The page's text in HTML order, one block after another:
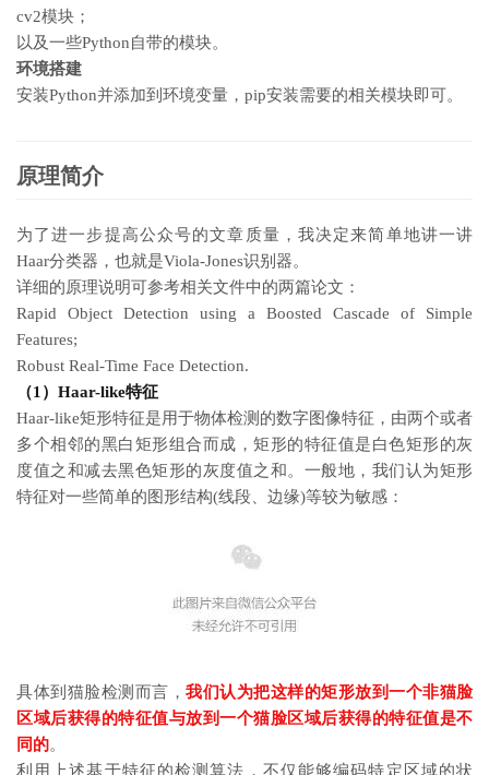
cv2模块；
以及一些Python自带的模块。
环境搭建
安装Python并添加到环境变量，pip安装需要的相关模块即可。
原理简介
为了进一步提高公众号的文章质量，我决定来简单地讲一讲
Haar分类器，也就是Viola-Jones识别器。
详细的原理说明可参考相关文件中的两篇论文：
Rapid Object Detection using a Boosted Cascade of Simple
Features;
Robust Real-Time Face Detection.
（1）Haar-like特征
Haar-like矩形特征是用于物体检测的数字图像特征，由两个或者
多个相邻的黑白矩形组合而成，矩形的特征值是白色矩形的灰
度值之和减去黑色矩形的灰度值之和。一般地，我们认为矩形
特征对一些简单的图形结构(线段、边缘)等较为敏感：
具体到猫脸检测而言， 我们认为把这样的矩形放到一个非猫脸
区域后获得的特征值与放到一个猫脸区域后获得的特征值是不
同的。
利用上述基于特征的检测算法，不仅能够编码特定区域的状